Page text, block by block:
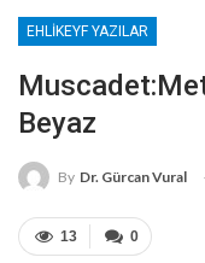
EHLIKEYF YAZILAR
Beyaz
By Dr. Gürcan Vural
0
13